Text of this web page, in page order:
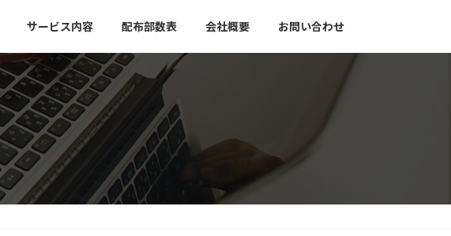
サービス内容 配布部数表 会社概要 お問い合わせ